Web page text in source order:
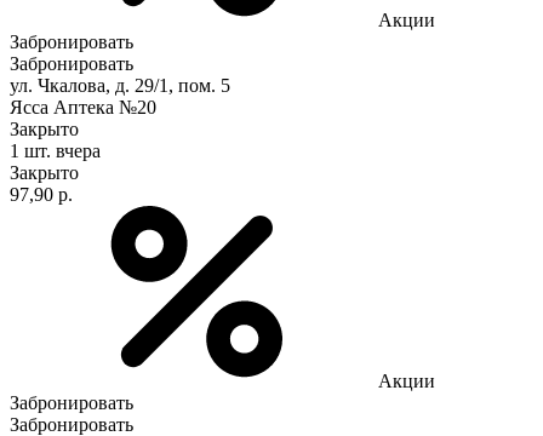
Акции
Забронировать
Забронировать
ул. Чкалова, д. 29/1, пом. 5
Ясса Аптека №20
Закрыто
1 шт. вчера
Закрыто
97,90 р.
Акции
Забронировать
Забронировать